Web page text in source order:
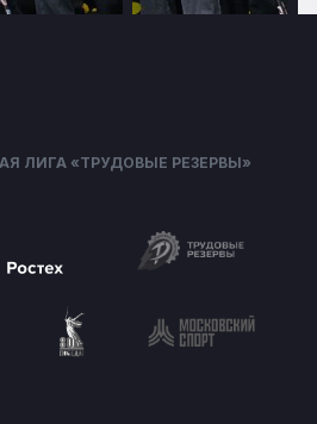
ЛИГА «ТРУДОВЫЕ РЕЗЕРВЫ»